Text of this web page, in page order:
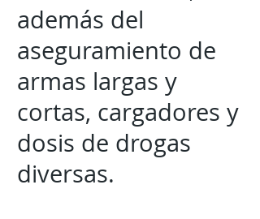
además del
aseguramiento de
armas largas y
cortas, cargadores y
dosis de drogas
diversas.